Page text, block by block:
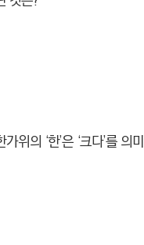
위의 ‘한’은 ‘크다’를 의